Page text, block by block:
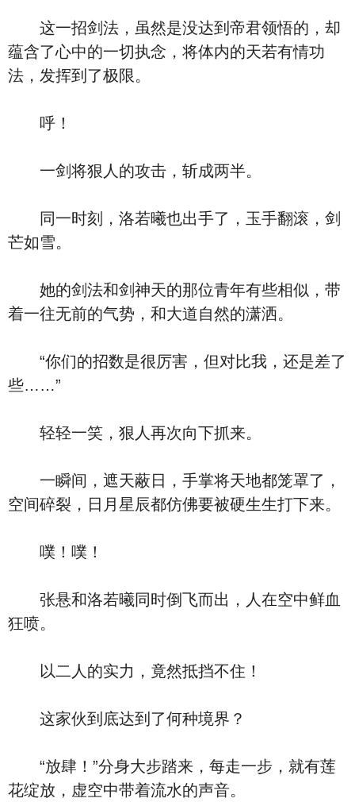
这一招剑法，虽然是没达到帝君领悟的，却
蕴含了心中的一切执念，将体内的天若有情功
法，发挥到了极限。
呼！
一剑将狠人的攻击，斩成两半。
同一时刻，洛若曦也出手了，玉手翻滚，剑
芒如雪。
她的剑法和剑神天的那位青年有些相似，带
着一往无前的气势，和大道自然的潇洒。
“你们的招数是很厉害，但对比我，还是差了
些……”
轻轻一笑，狠人再次向下抓来。
一瞬间，遮天蔽日，手掌将天地都笼罩了，
空间碎裂，日月星辰都仿佛要被硬生生打下来。
噗！噗！
张悬和洛若曦同时倒飞而出，人在空中鲜血
狂喷。
以二人的实力，竟然抵挡不住！
这家伙到底达到了何种境界？
“放肆！”分身大步踏来，每走一步，就有莲
花绽放，虚空中带着流水的声音。